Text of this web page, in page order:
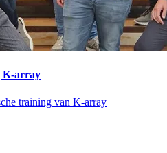
K-array
training van K-array